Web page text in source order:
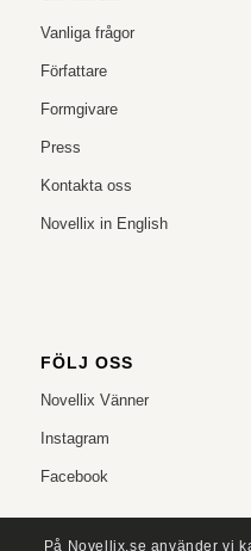
Vanliga frågor
Författare
Formgivare
Press
Kontakta oss
Novellix in English
FÖLJ OSS
Novellix Vänner
Instagram
Facebook
På Novellix.se använder vi